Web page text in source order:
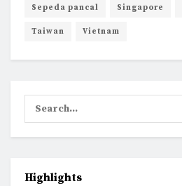
Sepeda pancal Singapore
Taiwan Vietnam
Highlights